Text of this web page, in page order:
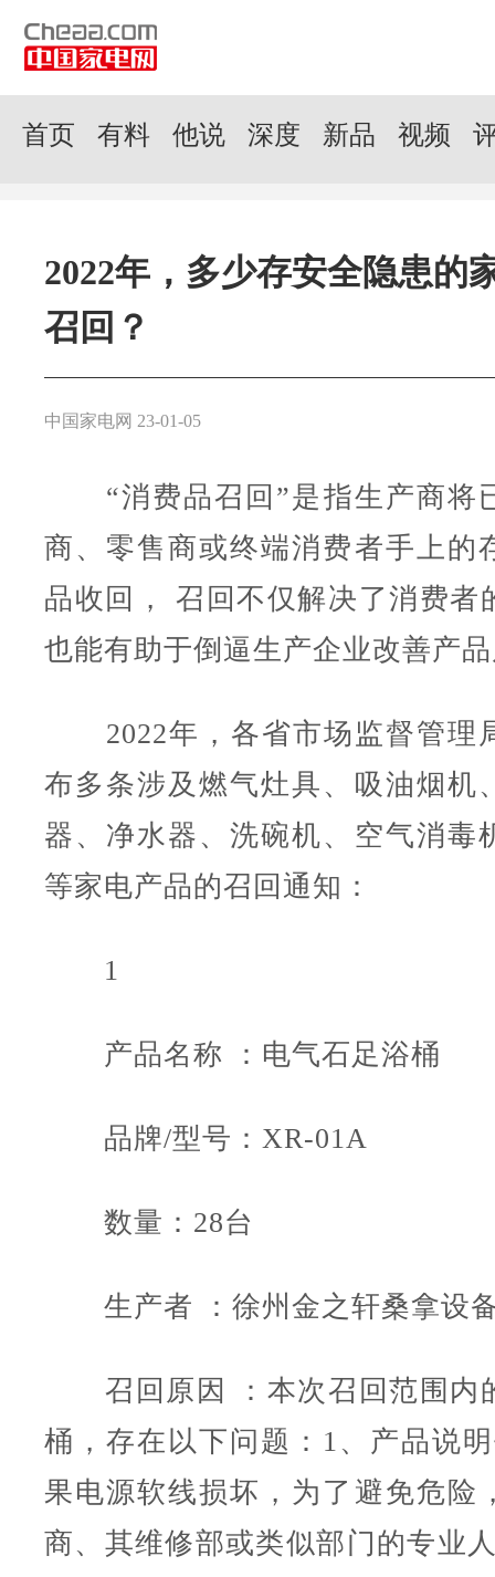
首页 有料 他说 深度 新品 视频
2022年，多少存安全隐患的
召回？
中国家电网 23-01-05
“消费品召回”是指生产商将
商、零售商或终端消费者手上的
品收回， 召回不仅解决了消费者
也能有助于倒逼生产企业改善产
2022年，各省市场监督管理
布多条涉及燃气灶具、吸油烟机
器、净水器、洗碗机、空气消毒
等家电产品的召回通知：
1
产品名称 ：电气石足浴桶
品牌/型号：XR-01A
数量：28台
生产者 ：徐州金之轩桑拿设
召回原因 ：本次召回范围内
桶，存在以下问题：1、产品说
果电源软线损坏，为了避免危险
商、其维修部或类似部门的专业